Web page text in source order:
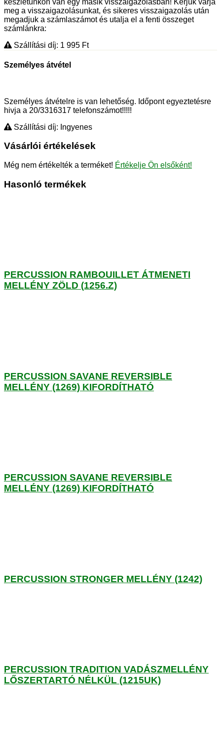
készletünkön van egy másik visszaigazolásban! Kérjük várja
meg a visszaigazolásunkat, és sikeres visszaigazolás után
megadjuk a számlaszámot és utalja el a fenti összeget
számlánkra:
Szállítási díj: 1 995 Ft
Személyes átvétel
Személyes átvételre is van lehetőség. Időpont egyeztetésre
hivja a 20/3316317 telefonszámot!!!!!
Szállítási díj: Ingyenes
Vásárlói értékelések
Még nem értékelték a terméket! Értékelje Ön elsőként!
Hasonló termékek
PERCUSSION RAMBOUILLET ÁTMENETI
MELLÉNY ZÖLD (1256.Z)
PERCUSSION SAVANE REVERSIBLE
MELLÉNY (1269) KIFORDÍTHATÓ
PERCUSSION SAVANE REVERSIBLE
MELLÉNY (1269) KIFORDÍTHATÓ
PERCUSSION STRONGER MELLÉNY (1242)
PERCUSSION TRADITION VADÁSZMELLÉNY
LŐSZERTARTÓ NÉLKÜL (1215UK)